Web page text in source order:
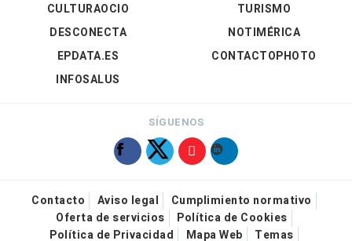
CULTURAOCIO
DESCONECTA
EPDATA.ES
INFOSALUS
TURISMO
NOTIMÉRICA
CONTACTOPHOTO
SÍGUENOS
Contacto Aviso legal
Cumplimiento normativo
Oferta de servicios
Política de Cookies
Política de Privacidad
Mapa Web Temas